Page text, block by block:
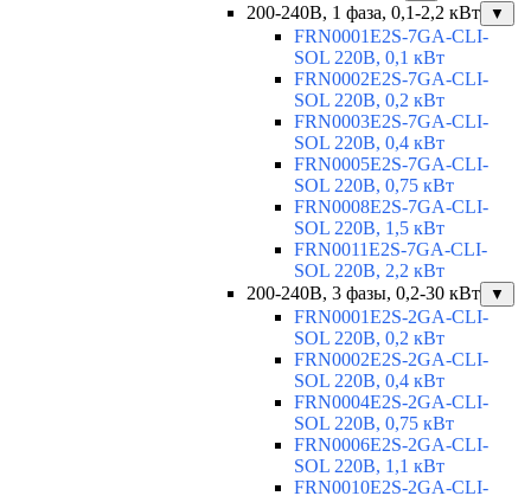
200-240В, 1 фаза, 0,1-2,2 кВт ▼
FRN0001E2S-7GA-CLI-
SOL 220В, 0,1 кВт
FRN0002E2S-7GA-CLI-
SOL 220В, 0,2 кВт
FRN0003E2S-7GA-CLI-
SOL 220В, 0,4 кВт
FRN0005E2S-7GA-CLI-
SOL 220В, 0,75 кВт
FRN0008E2S-7GA-CLI-
SOL 220В, 1,5 кВт
FRN0011E2S-7GA-CLI-
SOL 220В, 2,2 кВт
200-240В, 3 фазы, 0,2-30 кВт
▼
FRN0001E2S-2GA-CLI-
SOL 220В, 0,2 кВт
FRN0002E2S-2GA-CLI-
SOL 220В, 0,4 кВт
FRN0004E2S-2GA-CLI-
SOL 220В, 0,75 кВт
FRN0006E2S-2GA-CLI-
SOL 220В, 1,1 кВт
FRN0010E2S-2GA-CLI-